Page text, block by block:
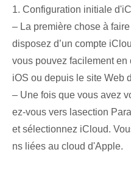
1. Configuration initiale
– La première chose à
disposez d’un compte
vous pouvez facilement en
iOS ou depuis le site Web
– Une fois que vous avez
ez-vous vers la⁣section
et sélectionnez⁣ iCloud.
ns liées au cloud d'Apple.